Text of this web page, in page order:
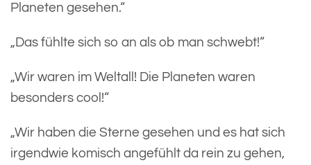
Planeten gesehen.“
„Das fühlte sich so an als ob man schwebt!“
„Wir waren im Weltall! Die Planeten waren
besonders cool!“
„Wir haben die Sterne gesehen und es hat sich
irgendwie komisch angefühlt da rein zu gehen,